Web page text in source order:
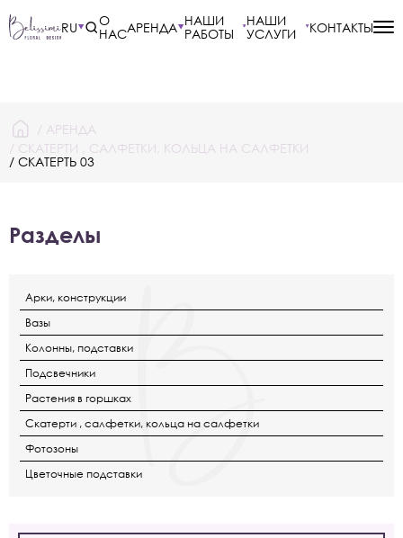
RU
О
НАСАРЕНДА НАШИ
РАБОТЫ
НАШИ
УСЛУГИ
КОНТАКТЫ
/ АРЕНДА
/ СКАТЕРТИ , САЛФЕТКИ, КОЛЬЦА НА САЛФЕТКИ
/ СКАТЕРТЬ 03
Разделы
Арки, конструкции
Вазы
Колонны, подставки
Подсвечники
Растения в горшках
Скатерти , салфетки, кольца на салфетки
Фотозоны
Цветочные подставки